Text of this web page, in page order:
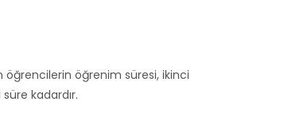
öğrencilerin öğrenim süresi, ikinci
kadardır.